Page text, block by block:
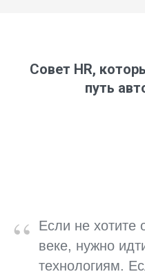
Совет HR,
путь
“
Если не хотите
веке, нужно
технологиям.